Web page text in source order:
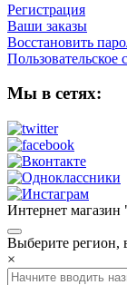
Регистрация
Ваши заказы
Восстановить
Пользовательское
Мы в сетях:
Интернет
Выберите регион,
×